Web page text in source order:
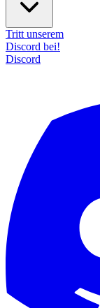
Tritt unserem
Discord bei!
Discord